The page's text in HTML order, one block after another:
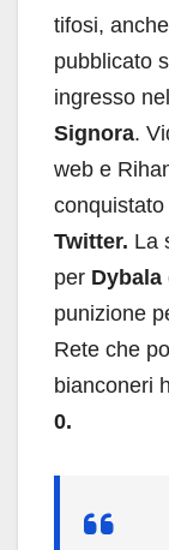
tifosi,
pubblicato
ingresso
Signora.
web e
Twitter. La
per Dybala
punizione
Rete che
bianconeri
0.